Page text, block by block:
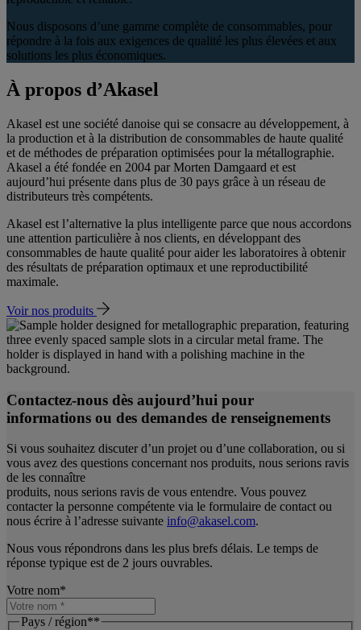
Nous disposons d’une gamme complète de consommables, pour
répondre à la fois aux exigences de qualité les plus élevées et aux
solutions les plus économiques.
À propos d’Akasel
Akasel est une société danoise qui se consacre au développement, à
la production et à la distribution de consommables de haute qualité
et de méthodes de préparation optimisées pour la métallographie.
Akasel a été fondée en 2004 par Morten Damgaard et est
aujourd’hui présente dans plus de 30 pays grâce à un réseau de
distributeurs très compétents.
Akasel est l’alternative la plus intelligente parce que nous accordons
une attention particulière à nos clients, en développant des
consommables de haute qualité pour aider les laboratoires à obtenir
des résultats de préparation optimaux et une reproductibilité
maximale.
Voir nos produits
Contactez-nous dès aujourd’hui pour
informations ou des demandes de renseignements
Si vous souhaitez discuter d’un projet ou d’une collaboration, ou si
vous avez des questions concernant nos produits, nous serions ravis
de les connaître
produits, nous serions ravis de vous entendre. Vous pouvez
contacter la personne compétente via le formulaire de contact ou
nous écrire à l’adresse suivante info@akasel.com.
Nous vous répondrons dans les plus brefs délais. Le temps de
réponse typique est de 2 jours ouvrables.
Votre nom*
Pays / région**